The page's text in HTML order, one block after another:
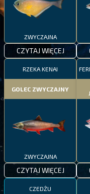
ZWYCZAJNA
CZYTAJ WIĘCEJ
RZEKA KENAI
GOLEC ZWYCZAJNY
ZWYCZAJNA
CZYTAJ WIĘCEJ
CZEDŻU